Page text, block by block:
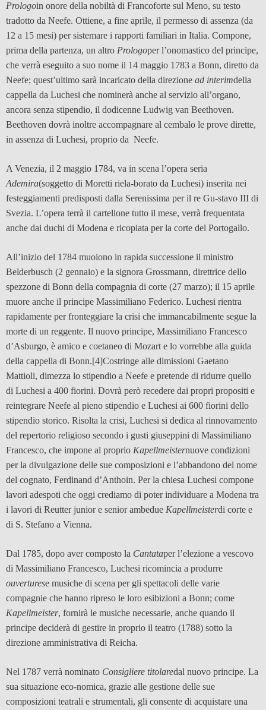
Prologoin onore della nobiltà di Francoforte sul Meno, su testo
tradotto da Neefe. Ottiene, a fine aprile, il permesso di assenza (da
12 a 15 mesi) per sistemare i rapporti familiari in Italia. Compone,
prima della partenza, un altro Prologoper l’onomastico del principe,
che verrà eseguito a suo nome il 14 maggio 1783 a Bonn, diretto da
Neefe; quest’ultimo sarà incaricato della direzione ad interimdella
cappella da Luchesi che nominerà anche al servizio all’organo,
ancora senza stipendio, il dodicenne Ludwig van Beethoven.
Beethoven dovrà inoltre accompagnare al cembalo le prove dirette,
in assenza di Luchesi, proprio da Neefe.
A Venezia, il 2 maggio 1784, va in scena l’opera seria
Ademira(soggetto di Moretti riela-borato da Luchesi) inserita nei
festeggiamenti predisposti dalla Serenissima per il re Gu-stavo III di
Svezia. L’opera terrà il cartellone tutto il mese, verrà frequentata
anche dai duchi di Modena e ricopiata per la corte del Portogallo.
All’inizio del 1784 muoiono in rapida successione il ministro
Belderbusch (2 gennaio) e la signora Grossmann, direttrice dello
spezzone di Bonn della compagnia di corte (27 marzo); il 15 aprile
muore anche il principe Massimiliano Federico. Luchesi rientra
rapidamente per fronteggiare la crisi che immancabilmente segue la
morte di un reggente. Il nuovo principe, Massimiliano Francesco
d’Asburgo, è amico e coetaneo di Mozart e lo vorrebbe alla guida
della cappella di Bonn.[4]Costringe alle dimissioni Gaetano
Mattioli, dimezza lo stipendio a Neefe e pretende di ridurre quello
di Luchesi a 400 fiorini. Dovrà però recedere dai propri propositi e
reintegrare Neefe al pieno stipendio e Luchesi ai 600 fiorini dello
stipendio storico. Risolta la crisi, Luchesi si dedica al rinnovamento
del repertorio religioso secondo i gusti giuseppini di Massimiliano
Francesco, che impone al proprio Kapellmeisternuove condizioni
per la divulgazione delle sue composizioni e l’abbandono del nome
del cognato, Ferdinand d’Anthoin. Per la chiesa Luchesi compone
lavori adespoti che oggi crediamo di poter individuare a Modena tra
i lavori di Reutter junior e senior ambedue Kapellmeisterdi corte e
di S. Stefano a Vienna.
Dal 1785, dopo aver composto la Cantataper l’elezione a vescovo
di Massimiliano Francesco, Luchesi ricomincia a produrre
ouverturese musiche di scena per gli spettacoli delle varie
compagnie che hanno ripreso le loro esibizioni a Bonn; come
Kapellmeister, fornirà le musiche necessarie, anche quando il
principe deciderà di gestire in proprio il teatro (1788) sotto la
direzione amministrativa di Reicha.
Nel 1787 verrà nominato Consigliere titolaredal nuovo principe. La
sua situazione eco-nomica, grazie alle gestione delle sue
composizioni teatrali e strumentali, gli consente di acquistare una